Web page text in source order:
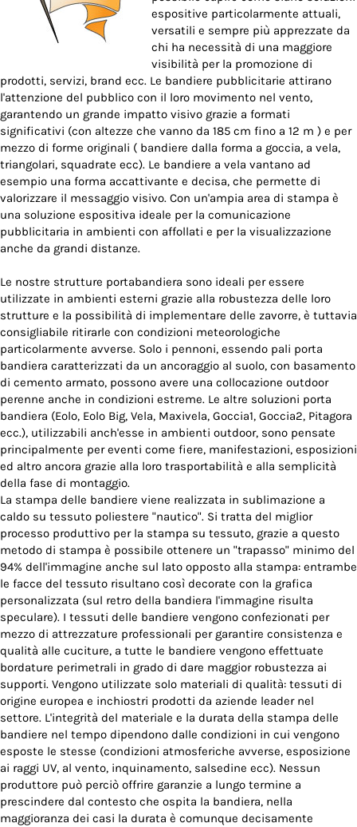
espositive particolarmente attuali,
versatili e sempre più apprezzate da
chi ha necessità di una maggiore
visibilità per la promozione di
prodotti, servizi, brand ecc. Le bandiere pubblicitarie attirano
l'attenzione del pubblico con il loro movimento nel vento,
garantendo un grande impatto visivo grazie a formati
significativi (con altezze che vanno da 185 cm fino a 12 m ) e per
mezzo di forme originali ( bandiere dalla forma a goccia, a vela,
triangolari, squadrate ecc). Le bandiere a vela vantano ad
esempio una forma accattivante e decisa, che permette di
valorizzare il messaggio visivo. Con un'ampia area di stampa è
una soluzione espositiva ideale per la comunicazione
pubblicitaria in ambienti con affollati e per la visualizzazione
anche da grandi distanze.
Le nostre strutture portabandiera sono ideali per essere
utilizzate in ambienti esterni grazie alla robustezza delle loro
strutture e la possibilità di implementare delle zavorre, è tuttavia
consigliabile ritirarle con condizioni meteorologiche
particolarmente avverse. Solo i pennoni, essendo pali porta
bandiera caratterizzati da un ancoraggio al suolo, con basamento
di cemento armato, possono avere una collocazione outdoor
perenne anche in condizioni estreme. Le altre soluzioni porta
bandiera (Eolo, Eolo Big, Vela, Maxivela, Goccia1, Goccia2, Pitagora
ecc.), utilizzabili anch'esse in ambienti outdoor, sono pensate
principalmente per eventi come fiere, manifestazioni, esposizioni
ed altro ancora grazie alla loro trasportabilità e alla semplicità
della fase di montaggio.
La stampa delle bandiere viene realizzata in sublimazione a
caldo su tessuto poliestere "nautico". Si tratta del miglior
processo produttivo per la stampa su tessuto, grazie a questo
metodo di stampa è possibile ottenere un "trapasso" minimo del
94% dell'immagine anche sul lato opposto alla stampa: entrambe
le facce del tessuto risultano così decorate con la grafica
personalizzata (sul retro della bandiera l'immagine risulta
speculare). I tessuti delle bandiere vengono confezionati per
mezzo di attrezzature professionali per garantire consistenza e
qualità alle cuciture, a tutte le bandiere vengono effettuate
bordature perimetrali in grado di dare maggior robustezza ai
supporti. Vengono utilizzate solo materiali di qualità: tessuti di
origine europea e inchiostri prodotti da aziende leader nel
settore. L'integrità del materiale e la durata della stampa delle
bandiere nel tempo dipendono dalle condizioni in cui vengono
esposte le stesse (condizioni atmosferiche avverse, esposizione
ai raggi UV, al vento, inquinamento, salsedine ecc). Nessun
produttore può perciò offrire garanzie a lungo termine a
prescindere dal contesto che ospita la bandiera, nella
maggioranza dei casi la durata è comunque decisamente